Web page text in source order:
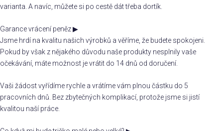
varianta. A navíc, můžete si po cestě dát třeba dortík.
Garance vrácení peněz▶
Jsme hrdí na kvalitu našich výrobků a věříme, že budete spokojeni.
Pokud by však z nějakého důvodu naše produkty nesplnily vaše
očekávání, máte možnost je vrátit do 14 dnů od doručení.
Vaši žádost vyřídíme rychle a vrátíme vám plnou částku do 5
pracovních dnů. Bez zbytečných komplikací, protože jsme si jistí
kvalitou naší práce.